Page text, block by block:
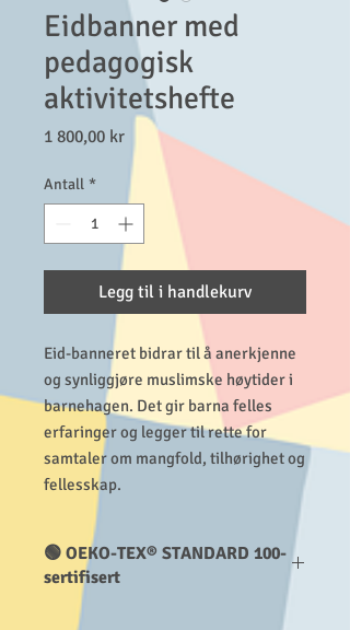
Eidbanner med
pedagogisk
aktivitetshefte
1 800,00 krPris
Antall *
Legg til i handlekurv
Eid-banneret bidrar til å anerkjenne
og synliggjøre muslimske høytider i
barnehagen. Det gir barna felles
erfaringer og legger til rette for
samtaler om mangfold, tilhørighet og
fellesskap.
🟢 OEKO-TEX® STANDARD 100-
sertifisert
Våre tekstiler er testet og godkjent for